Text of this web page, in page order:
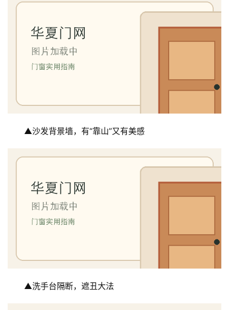
修
联
▲沙发背景墙，有“靠山”又有美感
▲洗手台隔断，遮丑大法